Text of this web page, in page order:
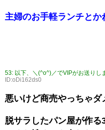
主婦のお手軽ランチとか
53: 以下、＼(^o^)／でVIPがお送りし
ID:oDi162ds0
悪いけど商売やっちゃダ
脱サラしたパン屋が作